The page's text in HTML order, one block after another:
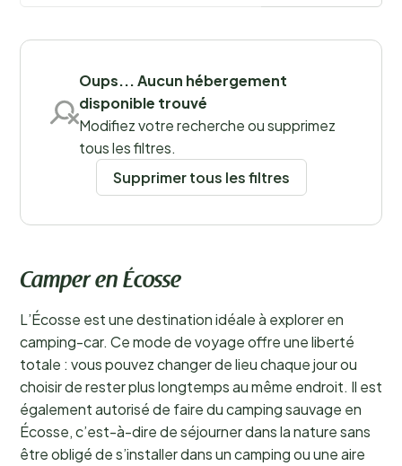
Lieux
Sauvegarder les filtres
Oups... Aucun hébergement
disponible trouvé
Modifiez votre recherche ou supprimez
tous les filtres.
Supprimer tous les filtres
Camper en Écosse
L’Écosse est une destination idéale à explorer en
camping-car. Ce mode de voyage offre une liberté
totale : vous pouvez changer de lieu chaque jour ou
choisir de rester plus longtemps au même endroit. Il est
également autorisé de faire du camping sauvage en
Écosse, c’est-à-dire de séjourner dans la nature sans
être obligé de s’installer dans un camping ou une aire